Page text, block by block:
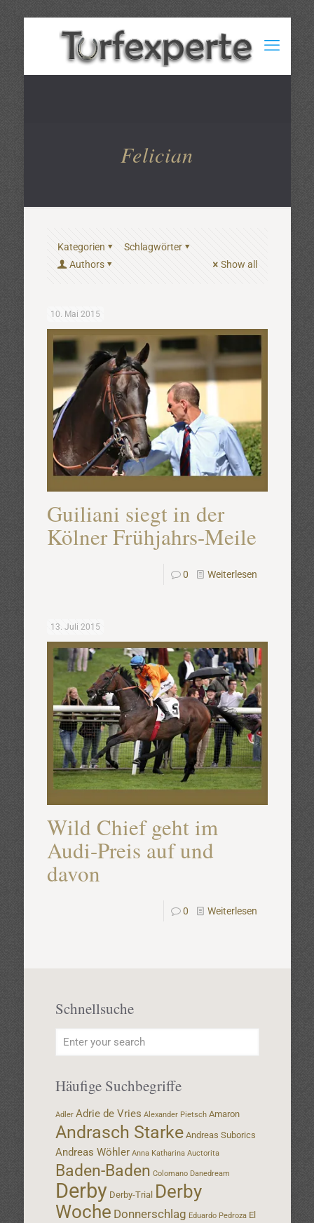
Felician
Kategorien
Schlagwörter
Authors
Show all
10. Mai 2015
Guiliani siegt in der
Kölner Frühjahrs-Meile
0 Weiterlesen
13. Juli 2015
Wild Chief geht im
Audi-Preis auf und
davon
0 Weiterlesen
Schnellsuche
Häufige Suchbegriffe
Adler Adrie de Vries Alexander Pietsch Amaron
Andrasch Starke Andreas Suborics
Andreas Wöhler Anna Katharina Auctorita
Baden-Baden Colomano Danedream
Derby Derby-Trial Derby
Woche Donnerschlag Eduardo Pedroza El